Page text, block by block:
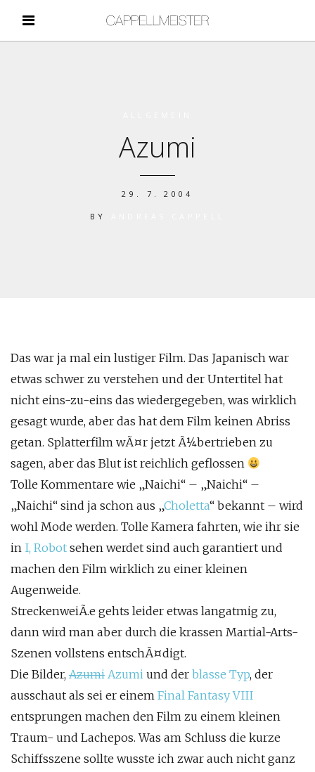
Azumi
29. 7. 2004
BY
Das war ja mal ein lustiger Film. Das Japanisch war
etwas schwer zu verstehen und der Untertitel hat
nicht eins-zu-eins das wiedergegeben, was wirklich
gesagt wurde, aber das hat dem Film keinen Abriss
getan. Splatterfilm wÃ¤r jetzt Ã¼bertrieben zu
sagen, aber das Blut ist reichlich geflossen
Tolle Kommentare wie „Naichi“ – „Naichi“ –
„Naichi“ sind ja schon aus „Choletta“ bekannt – wird
wohl Mode werden. Tolle Kamera fahrten, wie ihr sie
in I, Robot sehen werdet sind auch garantiert und
machen den Film wirklich zu einer kleinen
Augenweide.
StreckenweiÃ.e gehts leider etwas langatmig zu,
dann wird man aber durch die krassen Martial-Arts-
Szenen vollstens entschÃ¤digt.
Die Bilder, Azumi Azumi und der blasse Typ, der
ausschaut als sei er einem Final Fantasy VIII
entsprungen machen den Film zu einem kleinen
Traum- und Lachepos. Was am Schluss die kurze
Schiffsszene sollte wusste ich zwar auch nicht ganz